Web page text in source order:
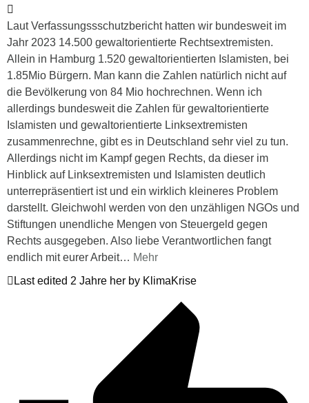
Laut Verfassungssschutzbericht hatten wir bundesweit im
Jahr 2023 14.500 gewaltorientierte Rechtsextremisten.
Allein in Hamburg 1.520 gewaltorientierten Islamisten, bei
1.85Mio Bürgern. Man kann die Zahlen natürlich nicht auf
die Bevölkerung von 84 Mio hochrechnen. Wenn ich
allerdings bundesweit die Zahlen für gewaltorientierte
Islamisten und gewaltorientierte Linksextremisten
zusammenrechne, gibt es in Deutschland sehr viel zu tun.
Allerdings nicht im Kampf gegen Rechts, da dieser im
Hinblick auf Linksextremisten und Islamisten deutlich
unterrepräsentiert ist und ein wirklich kleineres Problem
darstellt. Gleichwohl werden von den unzähligen NGOs und
Stiftungen unendliche Mengen von Steuergeld gegen
Rechts ausgegeben. Also liebe Verantwortlichen fangt
endlich mit eurer Arbeit… Mehr
Last edited 2 Jahre her by KlimaKrise